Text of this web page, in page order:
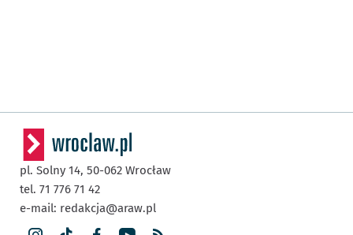
pl. Solny 14, 50-062 Wrocław
tel. 71 776 71 42
e-mail: redakcja@araw.pl